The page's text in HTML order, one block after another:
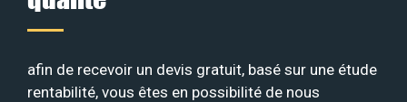
afin de recevoir un devis gratuit, basé sur une étude
rentabilité, vous êtes en possibilité de nous